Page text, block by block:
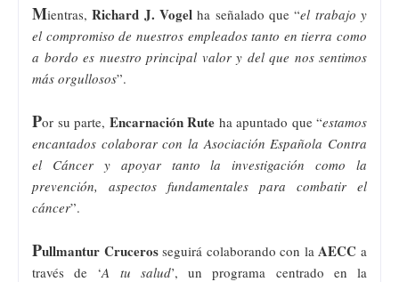
Mientras,Richard J. Vogel ha señalado que “el trabajo y
el compromiso de nuestros empleados tanto en tierra como
a bordo es nuestro principal valor y del que nos sentimos
más orgullosos”.
Por su parte, Encarnación Rute ha apuntado que “estamos
encantados colaborar con la Asociación Española Contra
el Cáncer y apoyar tanto la investigación como la
prevención, aspectos fundamentales para combatir el
cáncer”.
Pullmantur Crucerosseguirá colaborando con la AECC a
través de ‘A tu salud’, un programa centrado en la